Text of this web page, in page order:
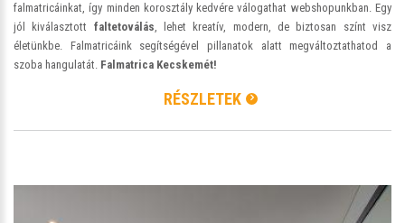
falmatricáinkat, így minden korosztály kedvére válogathat webshopunkban. Egy
jól kiválasztott faltetoválás, lehet kreatív, modern, de biztosan színt visz
életünkbe. Falmatricáink segítségével pillanatok alatt megváltoztathatod a
szoba hangulatát. Falmatrica Kecskemét!
RÉSZLETEK